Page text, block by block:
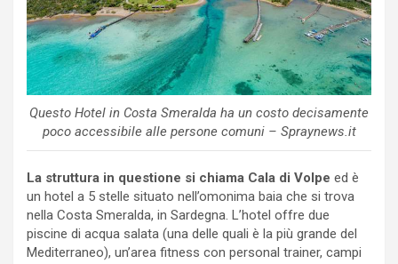
Questo Hotel in Costa Smeralda ha un costo decisamente
poco accessibile alle persone comuni – Spraynews.it
La struttura in questione si chiama Cala di Volpe ed è
un hotel a 5 stelle situato nell’omonima baia che si trova
nella Costa Smeralda, in Sardegna. L’hotel offre due
piscine di acqua salata (una delle quali è la più grande del
Mediterraneo), un’area fitness con personal trainer, campi